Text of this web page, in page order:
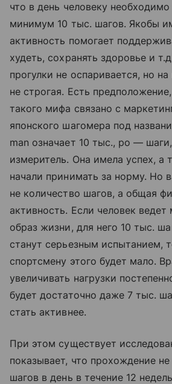
что в день человеку
минимум 10 тыс. шагов. Якобы
активность помогает
худеть, сохранять здоровье и
прогулки не оспаривается, но
не строгая. Есть
такого мифа связано с
японского шагомера под
man означает 10 тыс., po —
измеритель. Она имела успех, а
начали принимать за норму. Но
не количество шагов, а общая
активность. Если человек
образ жизни, для него 10 тыс.
станут серьезным испытанием,
спортсмену этого будет мало.
увеличивать нагрузки
будет достаточно даже 7 тыс.
стать активнее.
При этом существует
показывает, что прохождение
шагов в день в течение 12